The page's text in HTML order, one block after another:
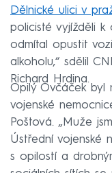
Dělnické ulici v
policisté vyjížděli k
odmítal opustit
alkoholu,“ sdělil
Richard Hrdina.
Opilý Ovčáček byl
vojenské
Poštová. „Muže
Ústřední vojenské
s opilostí a